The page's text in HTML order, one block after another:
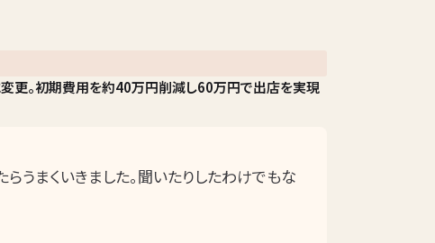
更。初期費用を約40万円削減し60万円で出店を実現
うまくいきました。聞いたりしたわけでもな